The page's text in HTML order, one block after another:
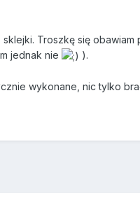
Troszkę się obawiam
jednak nie
).
wykonane, nic tylko